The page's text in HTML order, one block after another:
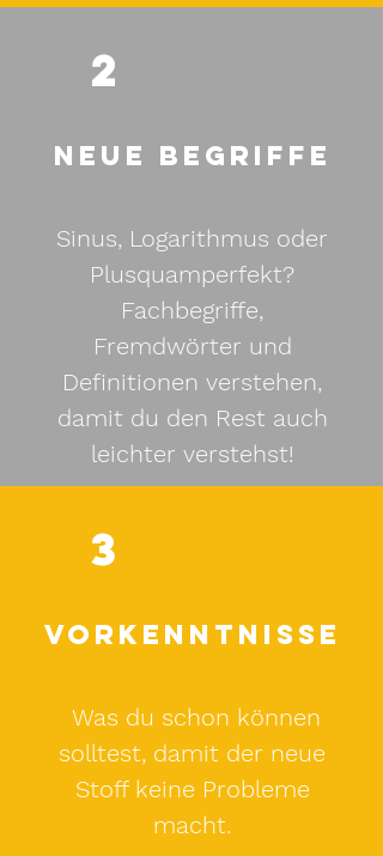
2
Neue begriffe
Sinus, Logarithmus oder
Plusquamperfekt?
Fachbegriffe,
Fremdwörter und
Definitionen verstehen,
damit du den Rest auch
leichter verstehst!
3
Vorkenntnisse
Was du schon können
solltest, damit der neue
Stoff keine Probleme
macht.